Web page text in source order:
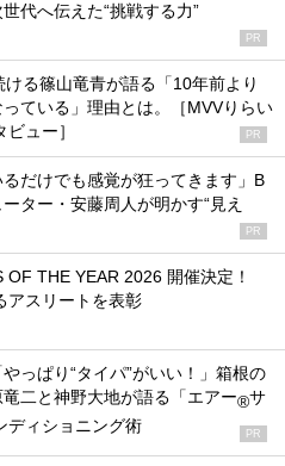
代へ伝えた“挑戦する力”
PR
る篠山竜青が語る「10年前より
ている」理由とは。［MVVりらい
ュー］
PR
るだけでも感覚が狂ってきます」B
ター・安藤周人が明かす“見え
PR
OF THE YEAR 2026 開催決定！
アスリートを表彰
やっぱり“タイパ”がいい！」箱根の
二と神野大地が語る「エアー®サ
ディショニング術 PR